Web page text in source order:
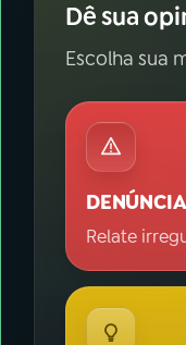
Dê sua
Escolha sua
DENÚNCIA
Relate